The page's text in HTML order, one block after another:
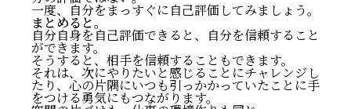
一度、自分をまっすぐに自己評価してみましょう。
まとめると。
自分自身を自己評価できると、自分を信頼すること
ができます。
そうすると、相手を信頼することもできます。
それは、次にやりたいと感じることにチャレンジし
たり、心の片隅にいつも引っかかっていたことに手
をつける勇気にもつながります。